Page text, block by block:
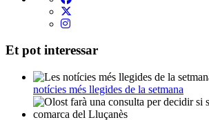
Et pot interessar
notícies més llegides de la setmana